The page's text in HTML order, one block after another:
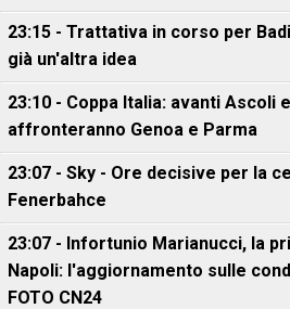
23:15 - Trattativa in corso per
già un'altra idea
23:10 - Coppa Italia: avanti Ascoli
affronteranno Genoa e Parma
23:07 - Sky - Ore decisive per la
Fenerbahce
23:07 - Infortunio Marianucci, la
Napoli: l'aggiornamento sulle
FOTO CN24